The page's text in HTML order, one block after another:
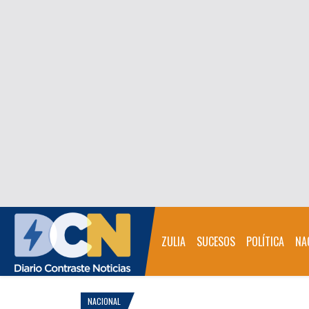
ZULIA SUCESOS POLÍTICA
NACIONAL